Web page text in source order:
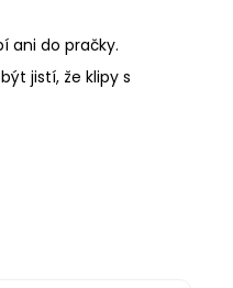
ani do pračky.
jistí, že klipy s